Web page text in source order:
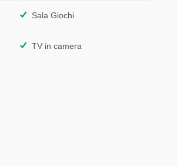
Sala Giochi
TV in camera